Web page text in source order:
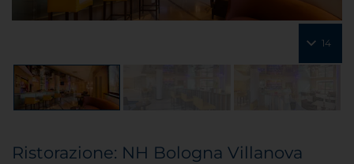
14
Ristorazione: NH Bologna Villanova